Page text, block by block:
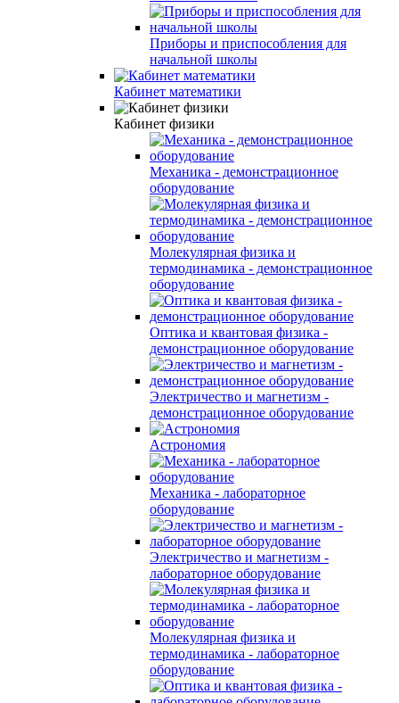
Приборы и приспособления для
начальной школы
Кабинет математики
Кабинет физики
Механика - демонстрационное
оборудование
Молекулярная физика и
термодинамика - демонстрационное
оборудование
Оптика и квантовая физика -
демонстрационное оборудование
Электричество и магнетизм -
демонстрационное оборудование
Астрономия
Механика - лабораторное
оборудование
Электричество и магнетизм -
лабораторное оборудование
Молекулярная физика и
термодинамика - лабораторное
оборудование